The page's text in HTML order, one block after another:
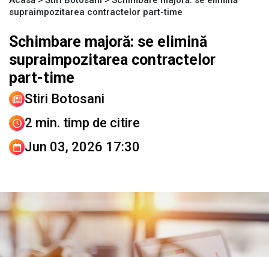
supraimpozitarea contractelor part-time
Schimbare majoră: se elimină
supraimpozitarea contractelor
part-time
Stiri Botosani
2 min. timp de citire
Jun 03, 2026 17:30